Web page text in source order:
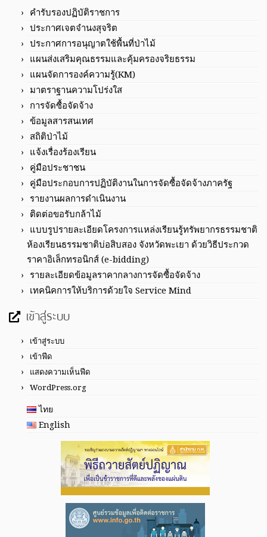
คำรับรองปฏิบัติราชการ
ประกาศเจตจำนงสุจริต
ประกาศการอนุญาตใช้พื้นที่ป่าไม้
แผนส่งเสริมคุณธรรมและคุ้มครองจริยธรรม
แผนจัดการองค์ความรู้(KM)
มาตราฐานความโปร่งใส
การจัดซื้อจัดจ้าง
ข้อมูลสารสนเทศ
สถิติป่าไม้
แจ้งเรื่องร้องเรียน
คู่มือประชาชน
คู่มือประกอบการปฏิบัติงานในการจัดซื้อจัดจ้างภาครัฐ
รายงานผลการดำเนินงาน
ติดต่อขอรับกล้าไม้
แบบรูปรายละเอียดโครงการแหล่งเรียนรู้ทรัพยากรธรรมชาติ
ห้องเรียนธรรมชาติบ่อสิบสอง จังหวัดพะเยา ด้วยวิธีประกวด
ราคาอิเล็กทรอนิกส์ (e-bidding)
รายละเอียดข้อมูลราคากลางการจัดซื้อจัดจ้าง
เทคนิคการให้บริการด้วยใจ Service Mind
เข้าสู่ระบบ
เข้าสู่ระบบ
เข้าฟีด
แสดงความเห็นฟีด
WordPress.org
ไทย
English